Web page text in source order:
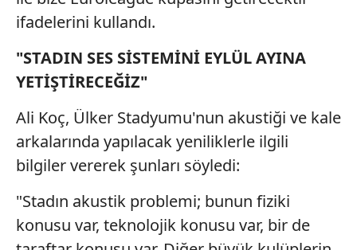
ifadelerini kullandı.
"STADIN SES SİSTEMİNİ EYLÜL AYINA
YETİŞTİRECEĞİZ"
Ali Koç, Ülker Stadyumu'nun akustiği ve kale
arkalarında yapılacak yeniliklerle ilgili
bilgiler vererek şunları söyledi:
"Stadın akustik problemi; bunun fiziki
konusu var, teknolojik konusu var, bir de